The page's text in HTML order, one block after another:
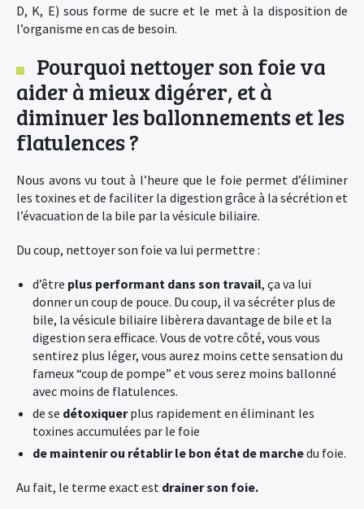
D, K, E) sous forme de sucre et le met à la disposition de
l’organisme en cas de besoin.
Pourquoi nettoyer son foie va
aider à mieux digérer, et à
diminuer les ballonnements et les
flatulences ?
Nous avons vu tout à l’heure que le foie permet d’éliminer
les toxines et de faciliter la digestion grâce à la sécrétion et
l’évacuation de la bile par la vésicule biliaire.
Du coup, nettoyer son foie va lui permettre :
d’être plus performant dans son travail, ça va lui
donner un coup de pouce. Du coup, il va sécréter plus de
bile, la vésicule biliaire libèrera davantage de bile et la
digestion sera efficace. Vous de votre côté, vous vous
sentirez plus léger, vous aurez moins cette sensation du
fameux “coup de pompe” et vous serez moins ballonné
avec moins de flatulences.
de se détoxiquerplus rapidement en éliminant les
toxines accumulées par le foie
de maintenir ou rétablir le bon état de marchedu foie.
Au fait, le terme exact est drainer son foie.